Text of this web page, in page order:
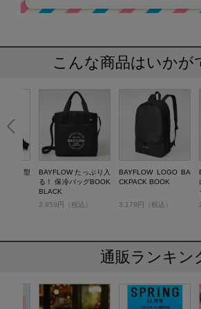
こんな商品はいかが
クエア型
BAYFLOW たっぷり入
る！ 保冷バッグBOOK
BLACK
2,959円（税込）
BAYFLOW LOGO BA
CKPACK BOOK
3,179円（税込）
通販ランキン